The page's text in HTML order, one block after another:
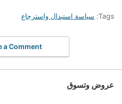
Tags: سياسة استبدال واسترجاع
a Comment
عروض وتسوق